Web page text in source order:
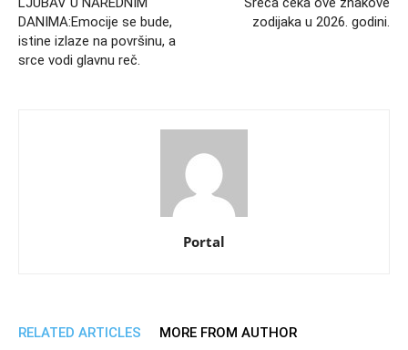
DANIMA:Emocije se bude,
istine izlaze na površinu, a
srce vodi glavnu reč.
zodijaka u 2026. godini.
Portal
RELATED ARTICLES MORE FROM AUTHOR